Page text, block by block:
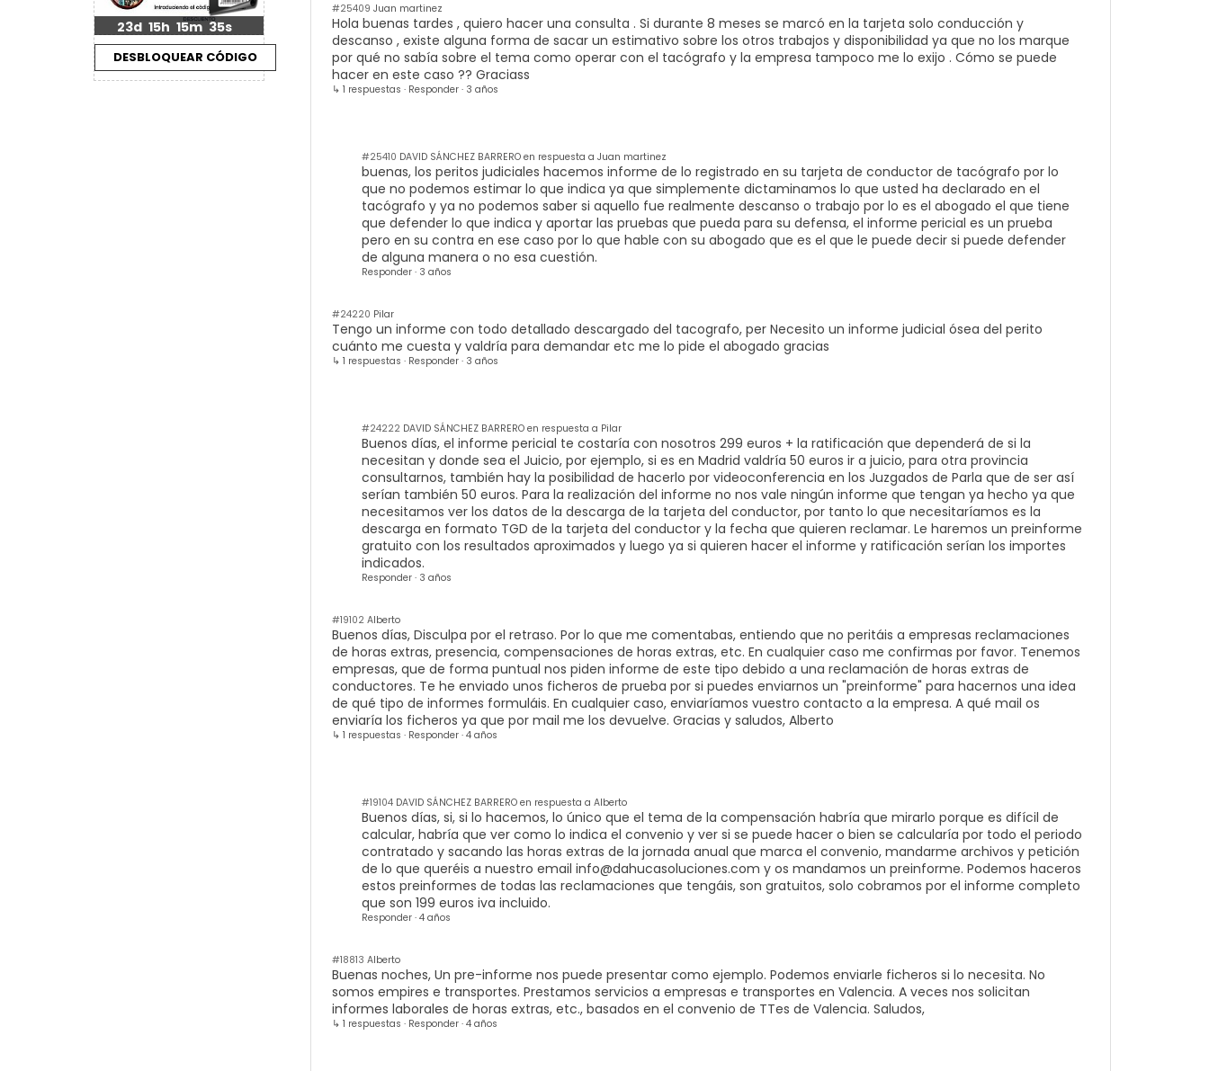
23d 15h 15m 34s
#25409 Juan martinez
Hola buenas tardes , quiero hacer una consulta . Si durante 8 meses se marcó en la tarjeta solo conducción y
descanso , existe alguna forma de sacar un estimativo sobre los otros trabajos y disponibilidad ya que no los marque
por qué no sabía sobre el tema como operar con el tacógrafo y la empresa tampoco me lo exijo . Cómo se puede
hacer en este caso ?? Graciass
↳ 1 respuestas · Responder · 3 años
#25410 DAVID SÁNCHEZ BARRERO en respuesta a Juan martinez
buenas, los peritos judiciales hacemos informe de lo registrado en su tarjeta de conductor de tacógrafo por lo
que no podemos estimar lo que indica ya que simplemente dictaminamos lo que usted ha declarado en el
tacógrafo y ya no podemos saber si aquello fue realmente descanso o trabajo por lo es el abogado el que tiene
que defender lo que indica y aportar las pruebas que pueda para su defensa, el informe pericial es un prueba
pero en su contra en ese caso por lo que hable con su abogado que es el que le puede decir si puede defender
de alguna manera o no esa cuestión.
Responder · 3 años
#24220 Pilar
Tengo un informe con todo detallado descargado del tacografo, per Necesito un informe judicial ósea del perito
cuánto me cuesta y valdría para demandar etc me lo pide el abogado gracias
↳ 1 respuestas · Responder · 3 años
#24222 DAVID SÁNCHEZ BARRERO en respuesta a Pilar
Buenos días, el informe pericial te costaría con nosotros 299 euros + la ratificación que dependerá de si la
necesitan y donde sea el Juicio, por ejemplo, si es en Madrid valdría 50 euros ir a juicio, para otra provincia
consultarnos, también hay la posibilidad de hacerlo por videoconferencia en los Juzgados de Parla que de ser así
serían también 50 euros. Para la realización del informe no nos vale ningún informe que tengan ya hecho ya que
necesitamos ver los datos de la descarga de la tarjeta del conductor, por tanto lo que necesitaríamos es la
descarga en formato TGD de la tarjeta del conductor y la fecha que quieren reclamar. Le haremos un preinforme
gratuito con los resultados aproximados y luego ya si quieren hacer el informe y ratificación serían los importes
indicados.
Responder · 3 años
#19102 Alberto
Buenos días, Disculpa por el retraso. Por lo que me comentabas, entiendo que no peritáis a empresas reclamaciones
de horas extras, presencia, compensaciones de horas extras, etc. En cualquier caso me confirmas por favor. Tenemos
empresas, que de forma puntual nos piden informe de este tipo debido a una reclamación de horas extras de
conductores. Te he enviado unos ficheros de prueba por si puedes enviarnos un "preinforme" para hacernos una idea
de qué tipo de informes formuláis. En cualquier caso, enviaríamos vuestro contacto a la empresa. A qué mail os
enviaría los ficheros ya que por mail me los devuelve. Gracias y saludos, Alberto
↳ 1 respuestas · Responder ·4 años
#19104 DAVID SÁNCHEZ BARRERO en respuesta a Alberto
Buenos días, si, si lo hacemos, lo único que el tema de la compensación habría que mirarlo porque es difícil de
calcular, habría que ver como lo indica el convenio y ver si se puede hacer o bien se calcularía por todo el periodo
contratado y sacando las horas extras de la jornada anual que marca el convenio, mandarme archivos y petición
de lo que queréis a nuestro emailinfo@dahucasoluciones.com y os mandamos un preinforme. Podemos haceros
estos preinformes de todas las reclamaciones que tengáis, son gratuitos, solo cobramos por el informe completo
que son 199 euros iva incluido.
Responder ·4 años
#18813 Alberto
Buenas noches, Un pre-informe nos puede presentar como ejemplo. Podemos enviarle ficheros si lo necesita. No
somos empires e transportes. Prestamos servicios a empresas e transportes en Valencia. A veces nos solicitan
informes laborales de horas extras, etc., basados en el convenio de TTes de Valencia. Saludos,
↳ 1 respuestas · Responder ·4 años